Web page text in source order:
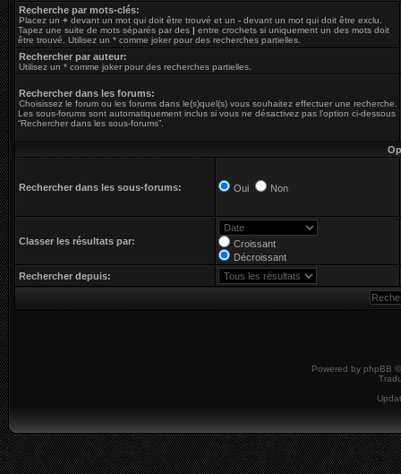
Recherche par mots-clés:
Placez un + devant un mot qui doit être trouvé et un - devant un mot qui doit être exclu.
Tapez une suite de mots séparés par des | entre crochets si uniquement un des mots doit
être trouvé. Utilisez un * comme joker pour des recherches partielles.
Rechercher par auteur:
Utilisez un * comme joker pour des recherches partielles.
Rechercher dans les forums:
Choisissez le forum ou les forums dans le(s)quel(s) vous souhaitez effectuer une recherche.
Les sous-forums sont automatiquement inclus si vous ne désactivez pas l’option ci-dessous
“Rechercher dans les sous-forums”.
Rechercher dans les sous-forums: Oui Non
Classer les résultats par:
Croissant
Décroissant
Rechercher depuis:
Powered by phpBB